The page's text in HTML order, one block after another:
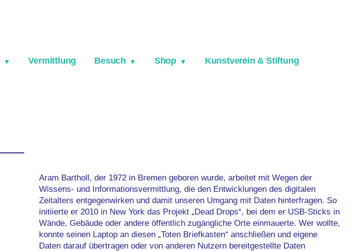
Vermittlung Besuch Shop Kunstverein & Stiftung
Aram Bartholl, der 1972 in Bremen geboren wurde, arbeitet mit Wegen der
Wissens- und Informationsvermittlung, die den Entwicklungen des digitalen
Zeitalters entgegenwirken und damit unseren Umgang mit Daten hinterfragen. So
initiierte er 2010 in New York das Projekt „Dead Drops“, bei dem er USB-Sticks in
Wände, Gebäude oder andere öffentlich zugängliche Orte einmauerte. Wer wollte,
konnte seinen Laptop an diesen „Toten Briefkasten“ anschließen und eigene
Daten darauf übertragen oder von anderen Nutzern bereitgestellte Daten